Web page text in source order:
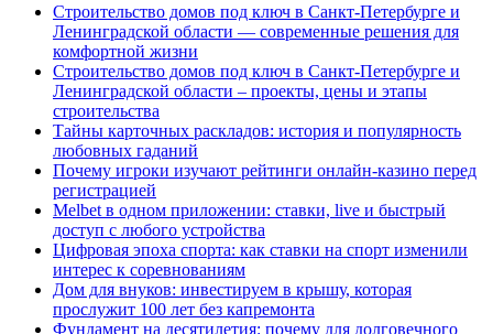
Строительство домов под ключ в Санкт-Петербурге и
Ленинградской области — современные решения для
комфортной жизни
Строительство домов под ключ в Санкт-Петербурге и
Ленинградской области – проекты, цены и этапы
строительства
Тайны карточных раскладов: история и популярность
любовных гаданий
Почему игроки изучают рейтинги онлайн-казино перед
регистрацией
Melbet в одном приложении: ставки, live и быстрый
доступ с любого устройства
Цифровая эпоха спорта: как ставки на спорт изменили
интерес к соревнованиям
Дом для внуков: инвестируем в крышу, которая
прослужит 100 лет без капремонта
Фундамент на десятилетия: почему для долговечного